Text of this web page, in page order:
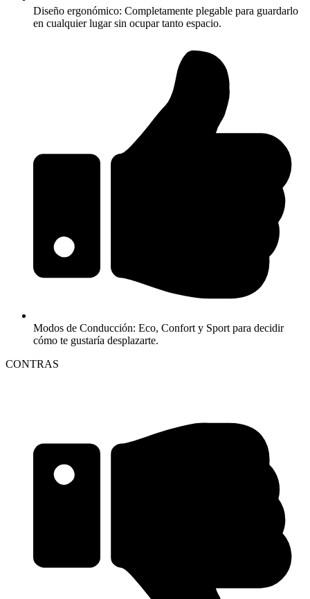
Diseño ergonómico: Completamente plegable para guardarlo
en cualquier lugar sin ocupar tanto espacio.
Modos de Conducción: Eco, Confort y Sport para decidir
cómo te gustaría desplazarte.
CONTRAS